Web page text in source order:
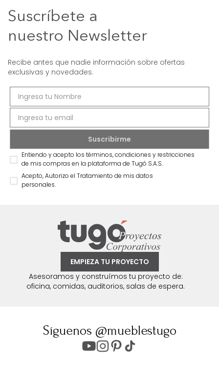
Suscríbete a
nuestro Newsletter
Recibe antes que nadie información sobre ofertas
exclusivas y novedades.
Entiendo y acepto los términos, condiciones y restricciones
de mis compras en la plataforma de Tugó S.A.S.
Acepto, Autorizo el Tratamiento de mis datos
personales.
EMPIEZA TU PROYECTO
Asesoramos y construímos tu proyecto de:
oficina, comidas, auditorios, salas de espera.
Síguenos @mueblestugo